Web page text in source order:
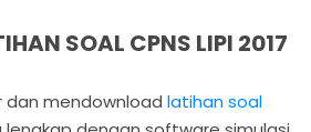
SOAL CPNS LIPI 2017
mendownload latihan soal